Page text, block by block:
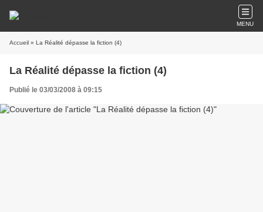
MENU
Accueil » La Réalité dépasse la fiction (4)
La Réalité dépasse la fiction (4)
Publié le 03/03/2008 à 09:15